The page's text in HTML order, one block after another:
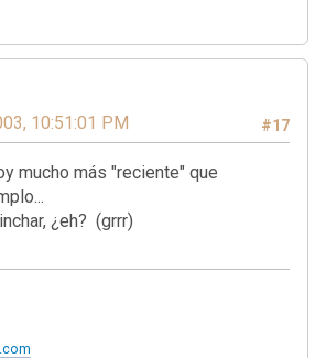
#17
10:51:01 PM
mucho más "reciente" que
¿eh? (grrr)